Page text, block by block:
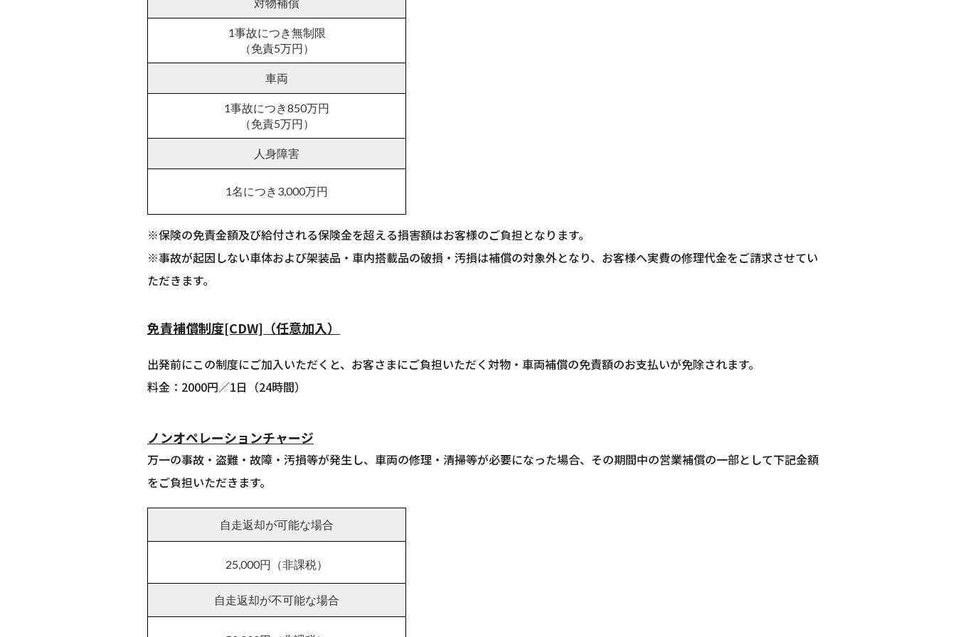
1事故につき無制限
（免責5万円）
車両
1事故につき850万円
（免責5万円）
人身障害
1名につき3,000万円
※保険の免責金額及び給付される保険金を超える損害額はお客様のご負担となります。
※事故が起因しない車体および架装品・車内搭載品の破損・汚損は補償の対象外となり、お客様へ実費の修理代金をご請求させてい
ただきます。
免責補償制度[CDW]（任意加入）
出発前にこの制度にご加入いただくと、お客さまにご負担いただく対物・車両補償の免責額のお支払いが免除されます。
料金：2000円／1日（24時間）
ノンオペレーションチャージ
万一の事故・盗難・故障・汚損等が発生し、車両の修理・清掃等が必要になった場合、その期間中の営業補償の一部として下記金額
をご負担いただきます。
自走返却が可能な場合
25,000円（非課税）
自走返却が不可能な場合